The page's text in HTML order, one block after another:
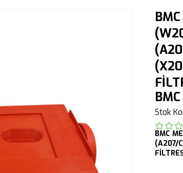
BMC
Stok
BMC
(A207/